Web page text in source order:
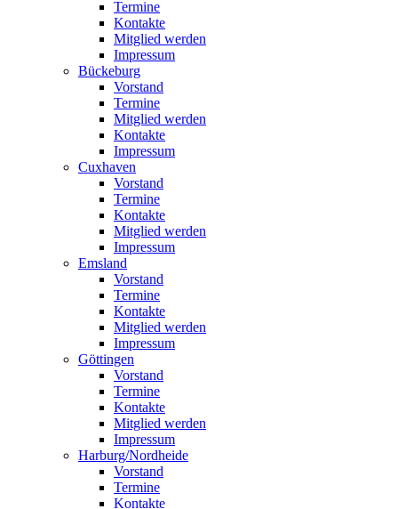
Termine
Kontakte
Mitglied werden
Impressum
Bückeburg
Vorstand
Termine
Mitglied werden
Kontakte
Impressum
Cuxhaven
Vorstand
Termine
Kontakte
Mitglied werden
Impressum
Emsland
Vorstand
Termine
Kontakte
Mitglied werden
Impressum
Göttingen
Vorstand
Termine
Kontakte
Mitglied werden
Impressum
Harburg/Nordheide
Vorstand
Termine
Kontakte